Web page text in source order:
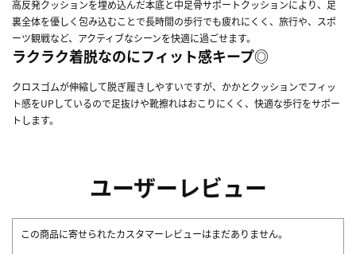
高反発クッションを埋め込んだ本底と中足骨サポートクッションにより、足
裏全体を優しく包み込むことで長時間の歩行でも疲れにくく、旅行や、スポ
ーツ観戦など、アクティブなシーンを快適に過ごせます。
ラクラク着脱なのにフィット感キープ◎
クロスゴムが伸縮して脱ぎ履きしやすいですが、かかとクッションでフィッ
ト感をUPしているので足抜けや靴擦れはおこりにくく、快適な歩行をサポー
トします。
ユーザーレビュー
この商品に寄せられたカスタマーレビューはまだありません。